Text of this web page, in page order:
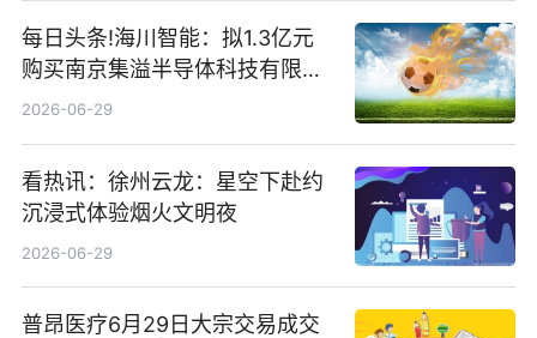
每日头条!海川智能：拟1.3亿元
购买南京集溢半导体科技有限公
司15.3%股权
2026-06-29
看热讯：徐州云龙：星空下赴约
沉浸式体验烟火文明夜
2026-06-29
普昂医疗6月29日大宗交易成交